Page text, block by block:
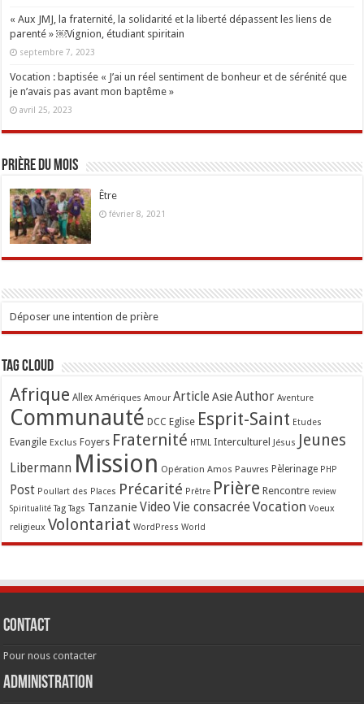
« Aux JMJ, la fraternité, la solidarité et la liberté dépassent les liens de
parenté » ￼Vignion, étudiant spiritain
septembre 7, 2023
Vocation : baptisée « J’ai un réel sentiment de bonheur et de sérénité que
je n’avais pas avant mon baptême »
avril 25, 2023
Prière du mois
Être
février 8, 2021
Déposer une intention de prière
Tag Cloud
Afrique Allex Amériques Amour Article Asie Author Aventure
Communauté DCC Eglise Esprit-Saint Etudes
Evangile Exclus Foyers Fraternité HTML Interculturel Jésus Jeunes
Libermann Mission Opération Amos Pauvres Pèlerinage PHP
Post Poullart des Places Précarité Prêtre Prière Rencontre review
Spiritualité Tag Tags TanzanieVideo Vie consacrée Vocation Voeux
religieux Volontariat WordPress World
Contact
Pour nous contacter
Administration